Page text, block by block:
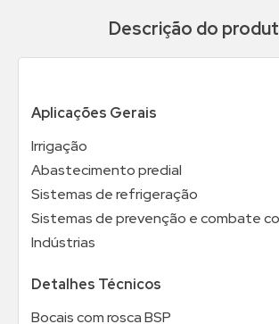
Descrição do
Aplicações Gerais
Irrigação
Abastecimento predial
Sistemas de refrigeração
Sistemas de prevenção e combate
Indústrias
Detalhes Técnicos
Bocais com rosca BSP